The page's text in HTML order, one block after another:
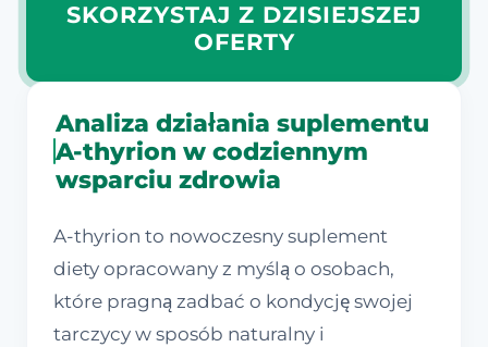
SKORZYSTAJ Z DZISIEJSZEJ
OFERTY
Analiza działania suplementu
A-thyrion w codziennym
wsparciu zdrowia
A-thyrion to nowoczesny suplement
diety opracowany z myślą o osobach,
które pragną zadbać o kondycję swojej
tarczycy w sposób naturalny i